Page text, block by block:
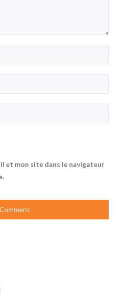
et mon site dans le navigateur